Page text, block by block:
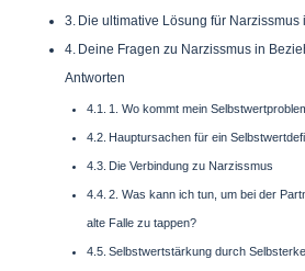
Die ultimative Lösung für
Deine Fragen zu Narzissmus in
Antworten
1. Wo kommt mein
Hauptursachen für ein
Die Verbindung zu Narzissmus
2. Was kann ich tun, um bei der
alte Falle zu tappen?
Selbstwertstärkung durch